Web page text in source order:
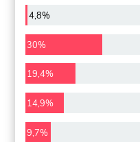
4,8%
30%
19,4%
14,9%
9,7%